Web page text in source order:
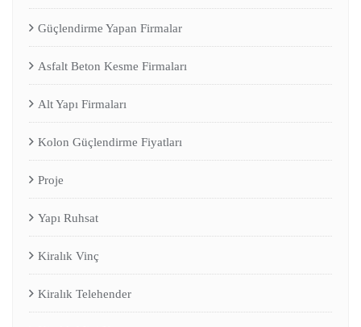
Güçlendirme Yapan Firmalar
Asfalt Beton Kesme Firmaları
Alt Yapı Firmaları
Kolon Güçlendirme Fiyatları
Proje
Yapı Ruhsat
Kiralık Vinç
Kiralık Telehender